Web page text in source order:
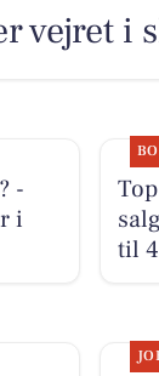
vejret i
-
i
til